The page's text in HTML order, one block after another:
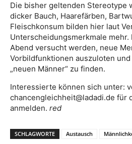
Die bisher geltenden Stereotype
dicker Bauch, Haarefärben,
Fleischkonsum bilden hier laut
Unterscheidungsmerkmale mehr.
Abend versucht werden, neue
Vorbildfunktionen auszuloten
„neuen Männer“ zu finden.
Interessierte können sich unter:
chancengleichheit@ladadi.de für
anmelden. red
SCHLAGWORTE Austausch